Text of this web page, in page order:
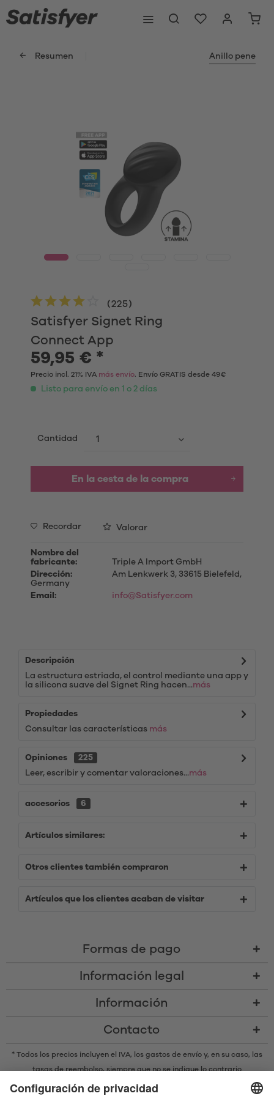
Resumen Anillo pene
Satisfyer Signet Ring
Connect App
(225)
59,95 € *
Precio incl. 21% IVA más envío. Envío GRATIS desde 49€
Listo para envío en 1 o 2 días
Cantidad
En la cesta de la compra
Recordar Valorar
Nombre del
fabricante:
Triple A Import GmbH
Dirección:
Am Lenkwerk 3, 33615 Bielefeld,
Germany
Email:
info@Satisfyer.com
Descripción
La estructura estriada, el control mediante una app y
la silicona suave del Signet Ring hacen...más
Propiedades
Consultar las características más
Opiniones
225
Leer, escribir y comentar valoraciones...más
accesorios 6
Artículos similares:
Otros clientes también compraron
Artículos que los clientes acaban de visitar
Formas de pago
Información legal
Información
Contacto
* Todos los precios incluyen el IVA, los gastos de envío y, en su caso, las
tasas de reembolso, siempre que no se indique lo contrario
* La marca denominativa y los logotipos Bluetooth® son marcas